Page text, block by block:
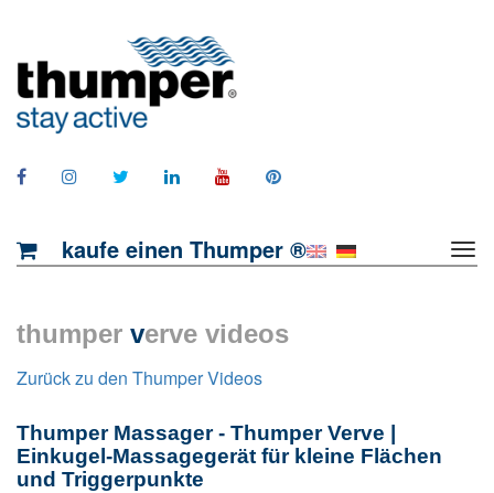
kaufe einen Thumper ®
thumper verve videos
Zurück zu den Thumper Videos
Thumper Massager - Thumper Verve |
Einkugel-Massagegerät für kleine Flächen
und Triggerpunkte